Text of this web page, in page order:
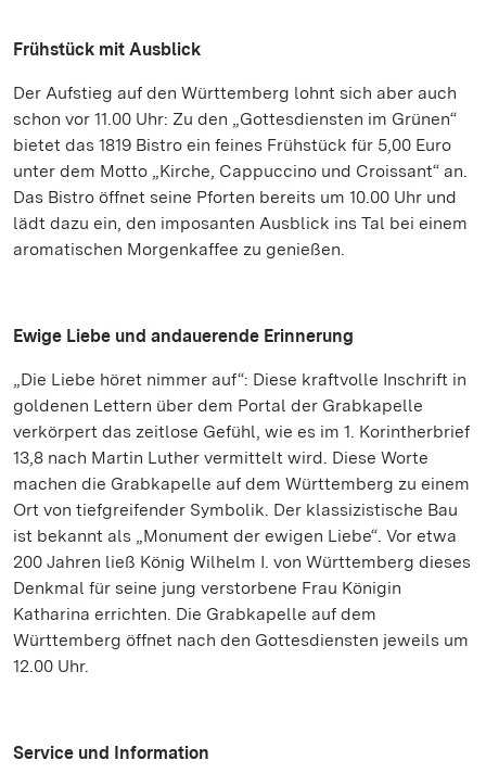
Frühstück mit Ausblick
Der Aufstieg auf den Württemberg lohnt sich aber auch
schon vor 11.00 Uhr: Zu den „Gottesdiensten im Grünen“
bietet das 1819 Bistro ein feines Frühstück für 5,00 Euro
unter dem Motto „Kirche, Cappuccino und Croissant“ an.
Das Bistro öffnet seine Pforten bereits um 10.00 Uhr und
lädt dazu ein, den imposanten Ausblick ins Tal bei einem
aromatischen Morgenkaffee zu genießen.
Ewige Liebe und andauerende Erinnerung
„Die Liebe höret nimmer auf“: Diese kraftvolle Inschrift in
goldenen Lettern über dem Portal der Grabkapelle
verkörpert das zeitlose Gefühl, wie es im 1. Korintherbrief
13,8 nach Martin Luther vermittelt wird. Diese Worte
machen die Grabkapelle auf dem Württemberg zu einem
Ort von tiefgreifender Symbolik. Der klassizistische Bau
ist bekannt als „Monument der ewigen Liebe“. Vor etwa
200 Jahren ließ König Wilhelm I. von Württemberg dieses
Denkmal für seine jung verstorbene Frau Königin
Katharina errichten. Die Grabkapelle auf dem
Württemberg öffnet nach den Gottesdiensten jeweils um
12.00 Uhr.
Service und Information